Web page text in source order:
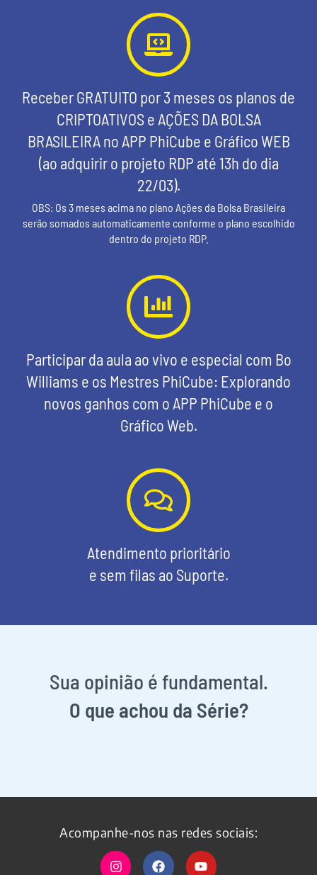
Receber GRATUITO por 3 meses os planos de
CRIPTOATIVOS e AÇÕES DA BOLSA
BRASILEIRA no APP PhiCube e Gráfico WEB
(ao adquirir o projeto RDP até 13h do dia
22/03).
OBS: Os 3 meses acima no plano Ações da Bolsa Brasileira
serão somados automaticamente conforme o plano escolhido
dentro do projeto RDP.
Participar da aula ao vivo e especial com Bo
Williams e os Mestres PhiCube: Explorando
novos ganhos com o APP PhiCube e o
Gráfico Web.
Atendimento prioritário
e sem filas ao Suporte.
Sua opinião é fundamental.
O que achou da Série?
Acompanhe-nos nas redes sociais: